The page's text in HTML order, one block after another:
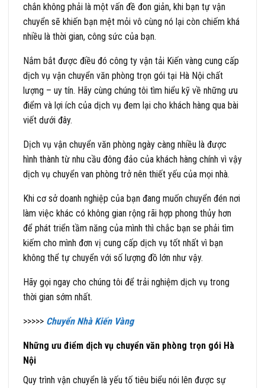
chắn không phải là một vấn đề đon giản, khi bạn tự vận
chuyển sẽ khiến bạn mệt mỏi vô cùng nó lại còn chiếm khá
nhiều là thời gian, công sức của bạn.
Nắm bắt được điều đó công ty vận tải Kiến vàng cung cấp
dịch vụ vận chuyển văn phòng trọn gói tại Hà Nội chất
lượng – uy tín. Hãy cùng chúng tôi tìm hiểu kỹ về những ưu
điểm và lợi ích của dịch vụ đem lại cho khách hàng qua bài
viết dưới đây.
Dịch vụ vận chuyển văn phòng ngày càng nhiều là được
hình thành từ nhu cầu đông đảo của khách hàng chính vì vậy
dịch vụ chuyển van phòng trở nên thiết yếu của mọi nhà.
Khi cơ sở doanh nghiệp của bạn đang muốn chuyển đén nơi
làm việc khác có không gian rộng rãi hợp phong thủy hơn
để phát triển tầm năng của mình thì chắc bạn se phải tìm
kiếm cho mình đơn vị cung cấp dịch vụ tốt nhất vì bạn
không thể tự chuyển với số lượng đồ lớn như vậy.
Hãy gọi ngay cho chúng tôi để trải nghiệm dịch vụ trong
thời gian sớm nhất.
>>>>> Chuyển Nhà Kiến Vàng
Những ưu điểm dịch vụ chuyển văn phòng trọn gói Hà
Nội
Quy trình vận chuyển là yếu tố tiêu biểu nói lên được sự